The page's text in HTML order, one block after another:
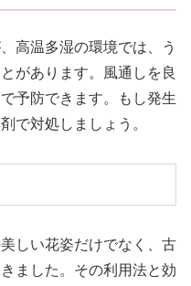
高温多湿の環境では、う
があります。風通しを良
予防できます。もし発生
で対処しましょう。
しい花姿だけでなく、古
ました。その利用法と効